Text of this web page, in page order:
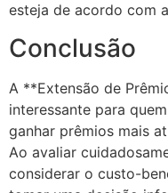
esteja de acordo com
Conclusão
A **Extensão de
interessante para
ganhar prêmios mais
Ao avaliar
considerar o custo-